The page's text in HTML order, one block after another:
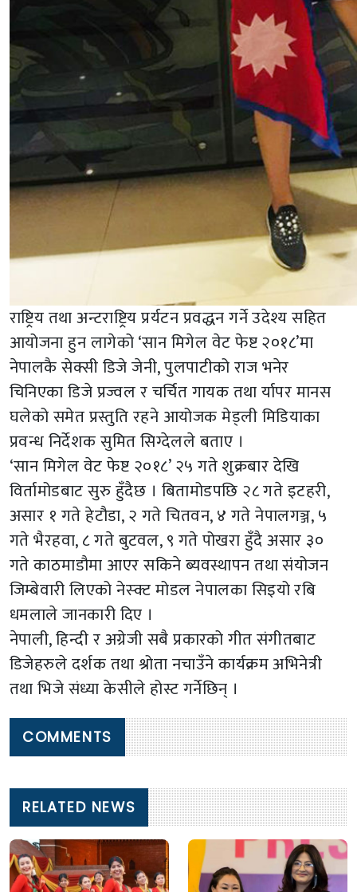
राष्ट्रिय तथा अन्टराष्ट्रिय प्रर्यटन प्रवद्धन गर्ने उदेश्य सहित
आयोजना हुन लागेको ‘सान मिगेल वेट फेष्ट २०१८’मा
नेपालकै सेक्सी डिजे जेनी, पुलपाटीको राज भनेर
चिनिएका डिजे प्रज्वल र चर्चित गायक तथा र्यापर मानस
घलेको समेत प्रस्तुति रहने आयोजक मेड्ली मिडियाका
प्रवन्ध निर्देशक सुमित सिग्देलले बताए ।
‘सान मिगेल वेट फेष्ट २०१८’ २५ गते शुक्रबार देखि
विर्तामोडबाट सुरु हुँदैछ । बितामोडपछि २८ गते इटहरी,
असार १ गते हेटौडा, २ गते चितवन, ४ गते नेपालगञ्ज, ५
गते भैरहवा, ८ गते बुटवल, ९ गते पोखरा हुँदै असार ३०
गते काठमाडौमा आएर सकिने ब्यवस्थापन तथा संयोजन
जिम्बेवारी लिएको नेस्क्ट मोडल नेपालका सिइयो रबि
धमलाले जानकारी दिए ।
नेपाली, हिन्दी र अग्रेजी सबै प्रकारको गीत संगीतबाट
डिजेहरुले दर्शक तथा श्रोता नचाउँने कार्यक्रम अभिनेत्री
तथा भिजे संध्या केसीले होस्ट गर्नेछिन् ।
COMMENTS
RELATED NEWS